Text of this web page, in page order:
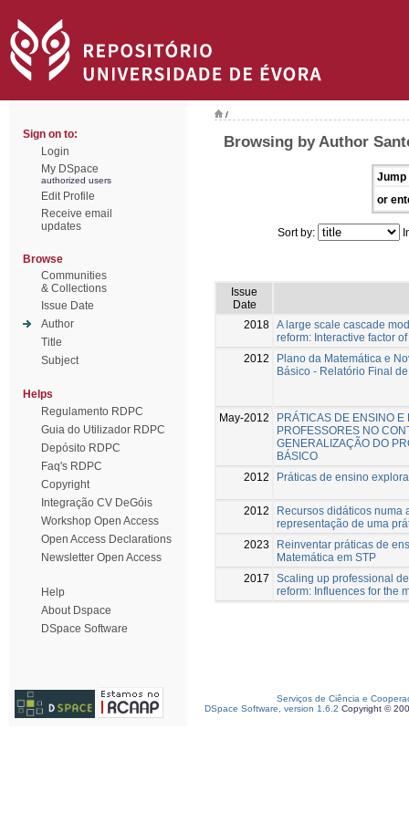
Sign on to:
Login
My DSpace
authorized users
Edit Profile
Receive email
updates
Browse
Communities
& Collections
Issue Date
Author
Title
Subject
Helps
Regulamento RDPC
Guia do Utilizador RDPC
Depósito RDPC
Faq's RDPC
Copyright
Integração CV DeGóis
Workshop Open Access
Open Access Declarations
Newsletter Open Access
Help
About Dspace
DSpace Software
/
Browsing by Author
Jump
or
Sort by:
Issue
Date
2018 A large scale cascade
reform: Interactive factor
2012
Plano da Matemática e
Básico - Relatório Final
May-2012
PRÁTICAS DE ENSINO E
PROFESSORES NO
GENERALIZAÇÃO DO
BÁSICO
2012
Práticas de ensino
2012
Recursos didáticos numa
representação de uma
2023
Reinventar práticas de
Matemática em STP
2017
Scaling up professional
reform: Influences for the
Serviços de Ciência e
DSpace Software, version 1.6.2 Copyright ©